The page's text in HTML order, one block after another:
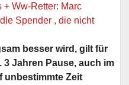
+ Ww-Retter: Marc
Spender , die nicht
besser wird, gilt für
Jahren Pause, auch im
unbestimmte Zeit